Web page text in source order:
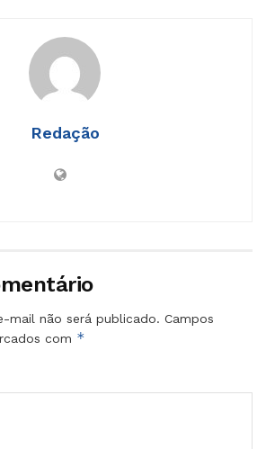
Redação
mail não será publicado. Campos
com *